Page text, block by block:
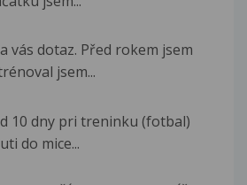
vás dotaz. Před rokem jsem
jsem...
10 dny pri treninku (fotbal)
do mice...